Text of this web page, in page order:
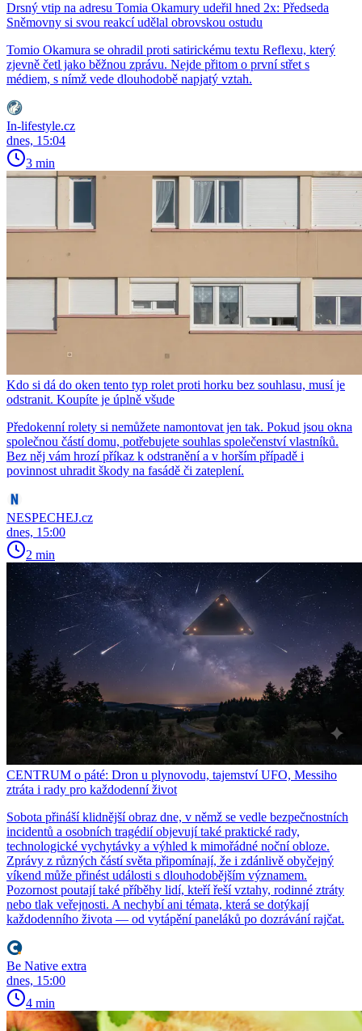
Drsný vtip na adresu Tomia Okamury udeřil hned 2x: Předseda
Sněmovny si svou reakcí udělal obrovskou ostudu
Tomio Okamura se ohradil proti satirickému textu Reflexu, který
zjevně četl jako běžnou zprávu. Nejde přitom o první střet s
médiem, s nímž vede dlouhodobě napjatý vztah.
In-lifestyle.cz
dnes, 15:04
3 min
Kdo si dá do oken tento typ rolet proti horku bez souhlasu, musí je
odstranit. Koupíte je úplně všude
Předokenní rolety si nemůžete namontovat jen tak. Pokud jsou okna
společnou částí domu, potřebujete souhlas společenství vlastníků.
Bez něj vám hrozí příkaz k odstranění a v horším případě i
povinnost uhradit škody na fasádě či zateplení.
NESPECHEJ.cz
dnes, 15:00
2 min
CENTRUM o páté: Dron u plynovodu, tajemství UFO, Messiho
ztráta i rady pro každodenní život
Sobota přináší klidnější obraz dne, v němž se vedle bezpečnostních
incidentů a osobních tragédií objevují také praktické rady,
technologické vychytávky a výhled k mimořádné noční obloze.
Zprávy z různých částí světa připomínají, že i zdánlivě obyčejný
víkend může přinést události s dlouhodobějším významem.
Pozornost poutají také příběhy lidí, kteří řeší vztahy, rodinné ztráty
nebo tlak veřejnosti. A nechybí ani témata, která se dotýkají
každodenního života — od vytápění paneláků po dozrávání rajčat.
Be Native extra
dnes, 15:00
4 min